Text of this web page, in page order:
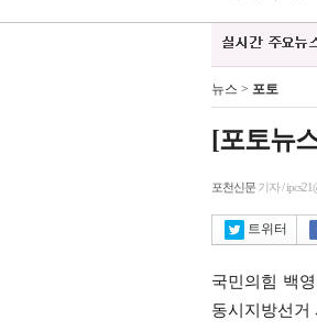
뉴스 > 포토
[포토뉴
포천신문 기자 /
트위터
국민의힘 백
동시지방선거